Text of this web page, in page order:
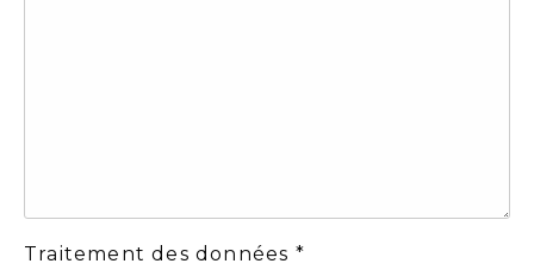
Traitement des données *